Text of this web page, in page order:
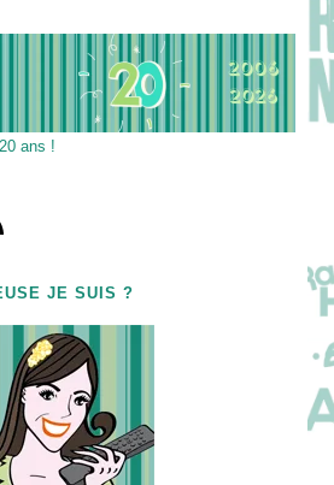
ans !
JE SUIS ?